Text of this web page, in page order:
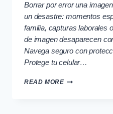
Borrar por error una
un desastre: momentos
familia, capturas laborales
de imagen desaparecen
Navega seguro con
Protege tu celular…
READ MORERECUPERA